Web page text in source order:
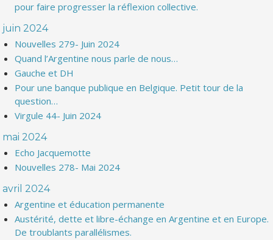
pour faire progresser la réflexion collective.
juin 2024
Nouvelles 279- Juin 2024
Quand l’Argentine nous parle de nous…
Gauche et DH
Pour une banque publique en Belgique. Petit tour de la
question…
Virgule 44- Juin 2024
mai 2024
Echo Jacquemotte
Nouvelles 278- Mai 2024
avril 2024
Argentine et éducation permanente
Austérité, dette et libre-échange en Argentine et en Europe.
De troublants parallélismes.